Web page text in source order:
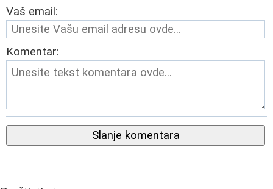
Vaš email:
Komentar:
Slanje komentara